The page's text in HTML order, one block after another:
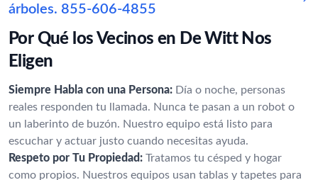
árboles. 855-606-4855
Por Qué los Vecinos en De Witt Nos
Eligen
Siempre Habla con una Persona: Día o noche, personas
reales responden tu llamada. Nunca te pasan a un robot o
un laberinto de buzón. Nuestro equipo está listo para
escuchar y actuar justo cuando necesitas ayuda.
Respeto por Tu Propiedad: Tratamos tu césped y hogar
como propios. Nuestros equipos usan tablas y tapetes para